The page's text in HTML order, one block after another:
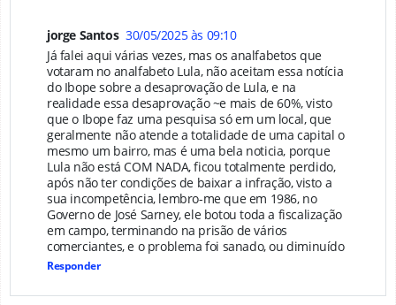
jorge Santos 30/05/2025 às 09:10
Já falei aqui várias vezes, mas os analfabetos que
votaram no analfabeto Lula, não aceitam essa notícia
do Ibope sobre a desaprovação de Lula, e na
realidade essa desaprovação ~e mais de 60%, visto
que o Ibope faz uma pesquisa só em um local, que
geralmente não atende a totalidade de uma capital o
mesmo um bairro, mas é uma bela noticia, porque
Lula não está COM NADA, ficou totalmente perdido,
após não ter condições de baixar a infração, visto a
sua incompetência, lembro-me que em 1986, no
Governo de José Sarney, ele botou toda a fiscalização
em campo, terminando na prisão de vários
comerciantes, e o problema foi sanado, ou diminuído
Responder